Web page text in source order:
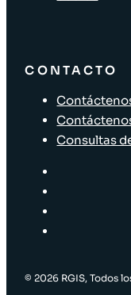
CONTACTO
Consultas
© 2026 RGIS, Todos